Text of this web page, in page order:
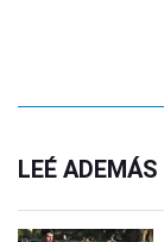
LEÉ ADEMÁS